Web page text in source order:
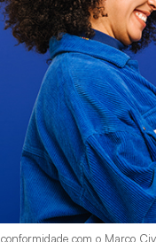
com o Marco